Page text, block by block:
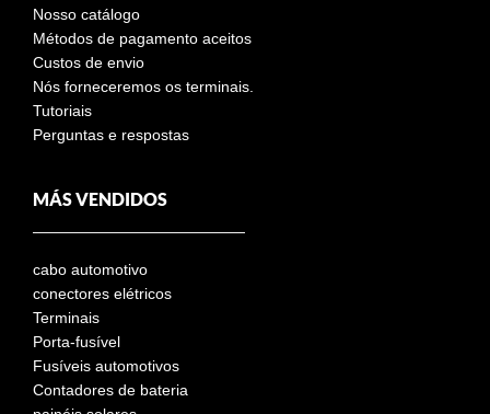
Nosso catálogo
Métodos de pagamento aceitos
Custos de envio
Nós forneceremos os terminais.
Tutoriais
Perguntas e respostas
MÁS VENDIDOS
cabo automotivo
conectores elétricos
Terminais
Porta-fusível
Fusíveis automotivos
Contadores de bateria